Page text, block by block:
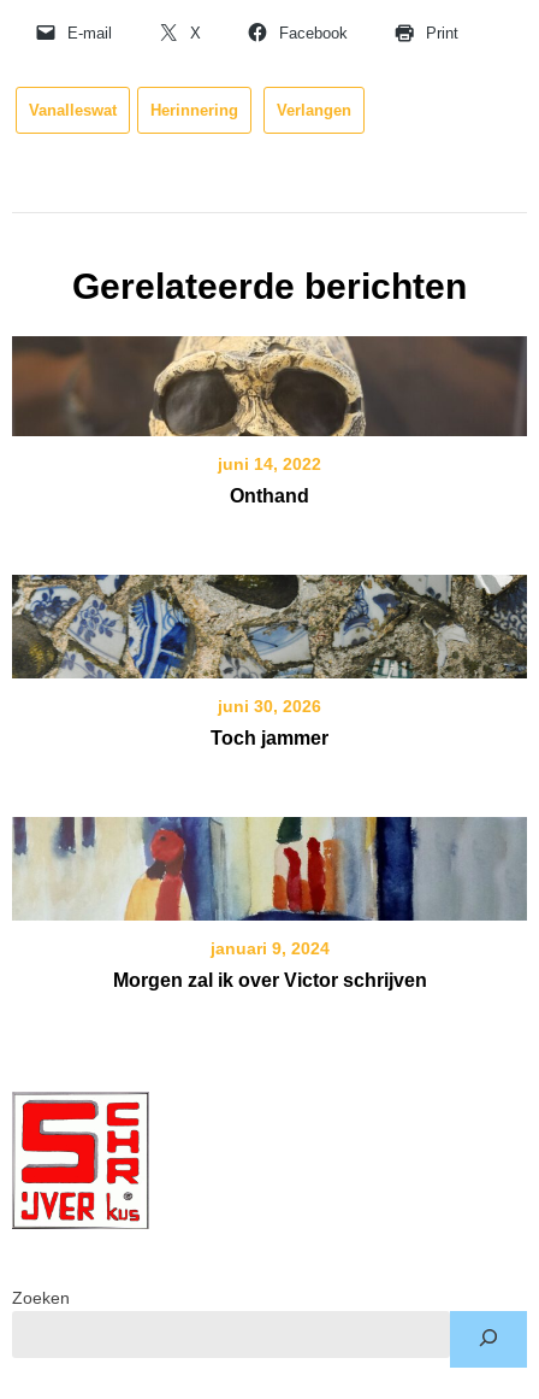
E-mail X Facebook Print
Vanalleswat Herinnering Verlangen
Gerelateerde berichten
juni 14, 2022
Onthand
juni 30, 2026
Toch jammer
januari 9, 2024
Morgen zal ik over Victor schrijven
Zoeken